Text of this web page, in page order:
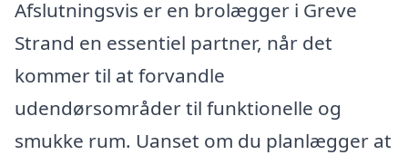
Afslutningsvis er en brolægger i Greve
Strand en essentiel partner, når det
kommer til at forvandle
udendørsområder til funktionelle og
smukke rum. Uanset om du planlægger at